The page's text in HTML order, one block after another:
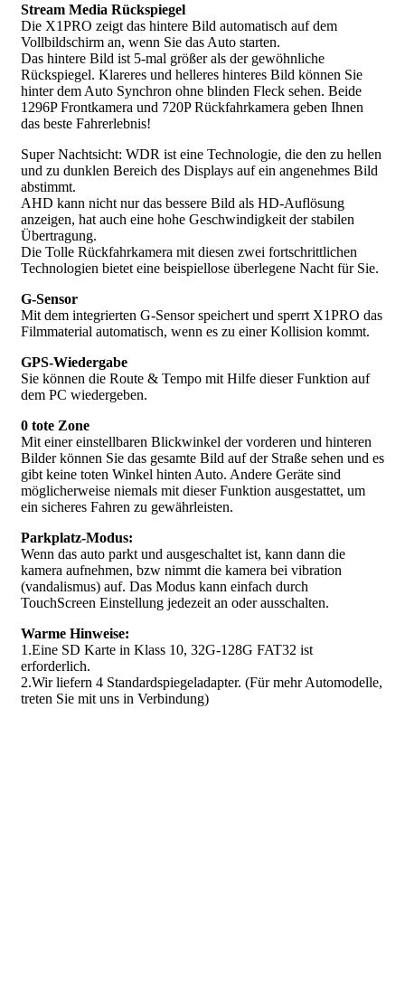
Stream Media Rückspiegel
Die X1PRO zeigt das hintere Bild automatisch auf dem
Vollbildschirm an, wenn Sie das Auto starten.
Das hintere Bild ist 5-mal größer als der gewöhnliche
Rückspiegel. Klareres und helleres hinteres Bild können Sie
hinter dem Auto Synchron ohne blinden Fleck sehen. Beide
1296P Frontkamera und 720P Rückfahrkamera geben Ihnen
das beste Fahrerlebnis!
Super Nachtsicht: WDR ist eine Technologie, die den zu hellen
und zu dunklen Bereich des Displays auf ein angenehmes Bild
abstimmt.
AHD kann nicht nur das bessere Bild als HD-Auflösung
anzeigen, hat auch eine hohe Geschwindigkeit der stabilen
Übertragung.
Die Tolle Rückfahrkamera mit diesen zwei fortschrittlichen
Technologien bietet eine beispiellose überlegene Nacht für Sie.
G-Sensor
Mit dem integrierten G-Sensor speichert und sperrt X1PRO das
Filmmaterial automatisch, wenn es zu einer Kollision kommt.
GPS-Wiedergabe
Sie können die Route & Tempo mit Hilfe dieser Funktion auf
dem PC wiedergeben.
0 tote Zone
Mit einer einstellbaren Blickwinkel der vorderen und hinteren
Bilder können Sie das gesamte Bild auf der Straße sehen und es
gibt keine toten Winkel hinten Auto. Andere Geräte sind
möglicherweise niemals mit dieser Funktion ausgestattet, um
ein sicheres Fahren zu gewährleisten.
Parkplatz-Modus:
Wenn das auto parkt und ausgeschaltet ist, kann dann die
kamera aufnehmen, bzw nimmt die kamera bei vibration
(vandalismus) auf. Das Modus kann einfach durch
TouchScreen Einstellung jedezeit an oder ausschalten.
Warme Hinweise:
1.Eine SD Karte in Klass 10, 32G-128G FAT32 ist
erforderlich.
2.Wir liefern 4 Standardspiegeladapter. (Für mehr Automodelle,
treten Sie mit uns in Verbindung)